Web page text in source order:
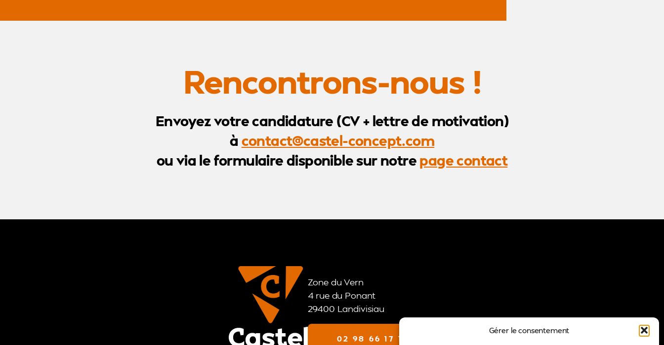
Gérer le consentement
Rencontrons-nous !
Envoyez votre candidature (CV + lettre de motivation)
à contact@castel-concept.com
ou via le formulaire disponible sur notrepage contact
Zone du Vern
4 rue du Ponant
29400 Landivisiau
02 98 66 17 11